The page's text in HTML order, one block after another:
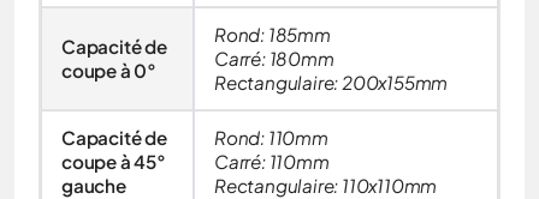
Capacité de
coupe à 0°
Rond: 185mm
Carré: 180mm
Rectangulaire: 200x155mm
Capacité de
coupe à 45°
gauche
Rond: 110mm
Carré: 110mm
Rectangulaire: 110x110mm